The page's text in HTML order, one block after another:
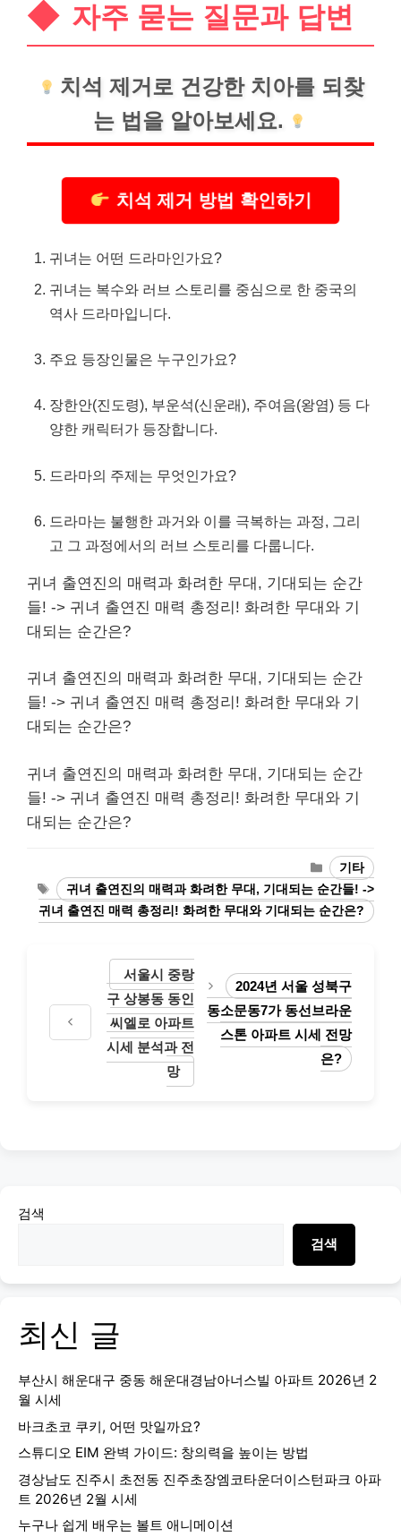
자주 묻는 질문과 답변
치석 제거로 건강한 치아를 되찾
는 법을 알아보세요.
치석 제거 방법 확인하기
귀녀는 어떤 드라마인가요?
귀녀는 복수와 러브 스토리를 중심으로 한 중국의
역사 드라마입니다.
주요 등장인물은 누구인가요?
장한안(진도령), 부운석(신운래), 주여음(왕염) 등 다
양한 캐릭터가 등장합니다.
드라마의 주제는 무엇인가요?
드라마는 불행한 과거와 이를 극복하는 과정, 그리
고 그 과정에서의 러브 스토리를 다룹니다.
귀녀 출연진의 매력과 화려한 무대, 기대되는 순간
들! -> 귀녀 출연진 매력 총정리! 화려한 무대와 기
대되는 순간은?
귀녀 출연진의 매력과 화려한 무대, 기대되는 순간
들! -> 귀녀 출연진 매력 총정리! 화려한 무대와 기
대되는 순간은?
귀녀 출연진의 매력과 화려한 무대, 기대되는 순간
들! -> 귀녀 출연진 매력 총정리! 화려한 무대와 기
대되는 순간은?
Categories
기타
Tags
귀녀 출연진의 매력과 화려한 무대, 기대되는 순간들! ->
귀녀 출연진 매력 총정리! 화려한 무대와 기대되는 순간은?
서울시 중랑
구 상봉동 동인
씨엘로 아파트
시세 분석과 전
망
2024년 서울 성북구
동소문동7가 동선브라운
스톤 아파트 시세 전망
은?
검색
검색
최신 글
부산시 해운대구 중동 해운대경남아너스빌 아파트 2026년 2
월 시세
바크초코 쿠키, 어떤 맛일까요?
스튜디오 EIM 완벽 가이드: 창의력을 높이는 방법
경상남도 진주시 초전동 진주초장엠코타운더이스턴파크 아파
트 2026년 2월 시세
누구나 쉽게 배우는 볼트 애니메이션